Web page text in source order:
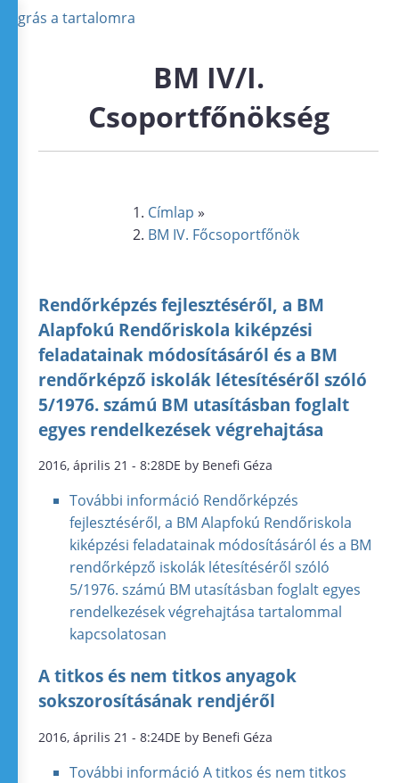
Ugrás a tartalomra
BM IV/I.
Csoportfőnökség
Címlap »
BM IV. Főcsoportfőnök
Rendőrképzés fejlesztéséről, a BM
Alapfokú Rendőriskola kiképzési
feladatainak módosításáról és a BM
rendőrképző iskolák létesítéséről szóló
5/1976. számú BM utasításban foglalt
egyes rendelkezések végrehajtása
2016, április 21 - 8:28DE by Benefi Géza
További információ Rendőrképzés
fejlesztéséről, a BM Alapfokú Rendőriskola
kiképzési feladatainak módosításáról és a BM
rendőrképző iskolák létesítéséről szóló
5/1976. számú BM utasításban foglalt egyes
rendelkezések végrehajtása tartalommal
kapcsolatosan
A titkos és nem titkos anyagok
sokszorosításának rendjéről
2016, április 21 - 8:24DE by Benefi Géza
További információ A titkos és nem titkos